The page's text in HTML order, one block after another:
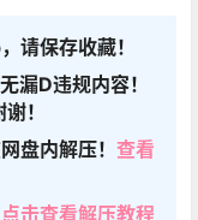
请保存收藏！
漏D违规内容！
！
盘内解压！ 查看
点击查看解压教程